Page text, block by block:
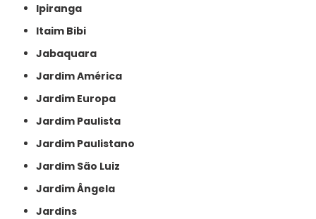
Ipiranga
Itaim Bibi
Jabaquara
Jardim América
Jardim Europa
Jardim Paulista
Jardim Paulistano
Jardim São Luiz
Jardim Ângela
Jardins